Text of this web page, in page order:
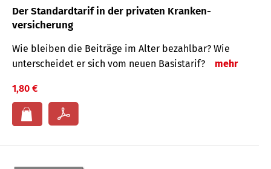
Der Standard­tarif in der privaten Kranken­
versicherung
Wie bleiben die Beiträge im Alter bezahlbar? Wie
unterscheidet er sich vom neuen Basistarif?
mehr
1,80 €